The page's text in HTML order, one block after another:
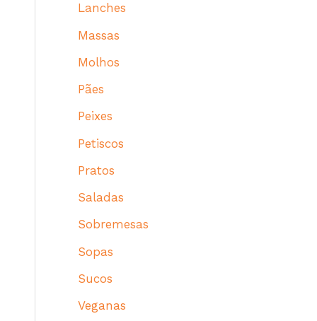
Lanches
Massas
Molhos
Pães
Peixes
Petiscos
Pratos
Saladas
Sobremesas
Sopas
Sucos
Veganas